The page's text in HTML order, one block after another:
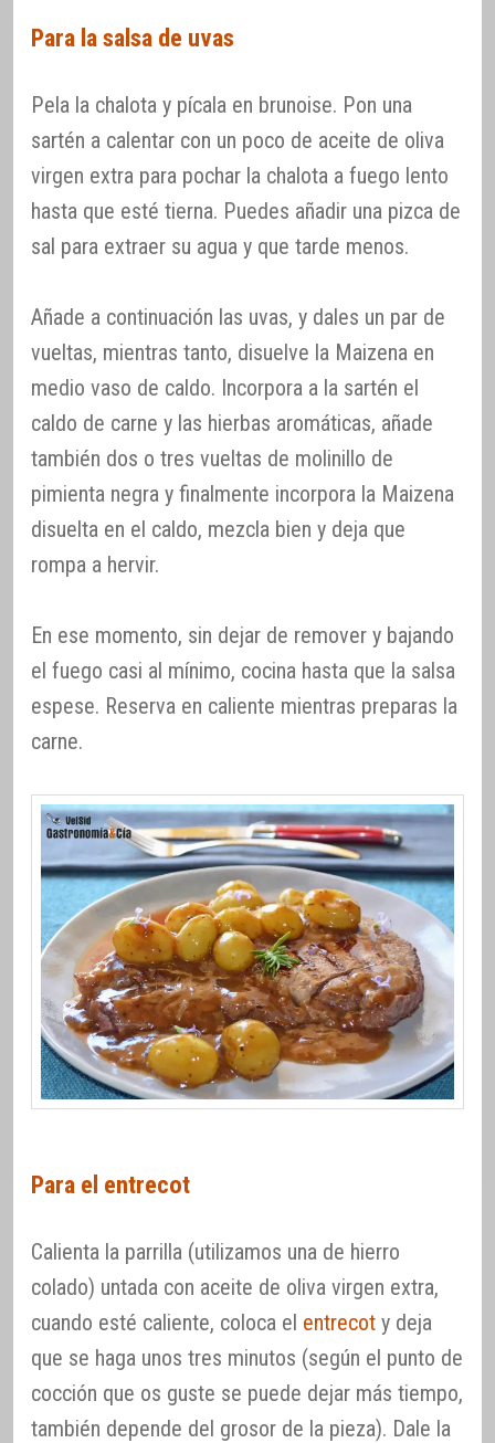
Para la salsa de uvas
Pela la chalota y pícala en brunoise. Pon una
sartén a calentar con un poco de aceite de oliva
virgen extra para pochar la chalota a fuego lento
hasta que esté tierna. Puedes añadir una pizca de
sal para extraer su agua y que tarde menos.
Añade a continuación las uvas, y dales un par de
vueltas, mientras tanto, disuelve la Maizena en
medio vaso de caldo. Incorpora a la sartén el
caldo de carne y las hierbas aromáticas, añade
también dos o tres vueltas de molinillo de
pimienta negra y finalmente incorpora la Maizena
disuelta en el caldo, mezcla bien y deja que
rompa a hervir.
En ese momento, sin dejar de remover y bajando
el fuego casi al mínimo, cocina hasta que la salsa
espese. Reserva en caliente mientras preparas la
carne.
Para el entrecot
Calienta la parrilla (utilizamos una de hierro
colado) untada con aceite de oliva virgen extra,
cuando esté caliente, coloca el entrecot y deja
que se haga unos tres minutos (según el punto de
cocción que os guste se puede dejar más tiempo,
también depende del grosor de la pieza). Dale la